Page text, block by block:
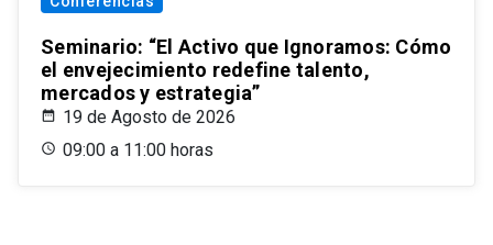
Seminario: “El Activo que Ignoramos: Cómo
el envejecimiento redefine talento,
mercados y estrategia”
19 de Agosto de 2026
09:00 a 11:00 horas